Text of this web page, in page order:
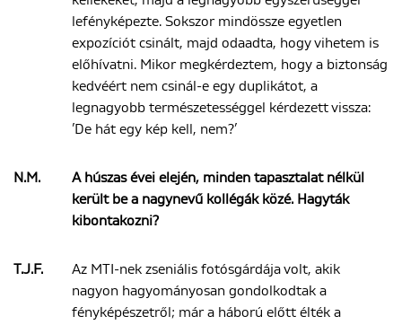
lefényképezte. Sokszor mindössze egyetlen
expozíciót csinált, majd odaadta, hogy vihetem is
előhívatni. Mikor megkérdeztem, hogy a biztonság
kedvéért nem csinál-e egy duplikátot, a
legnagyobb természetességgel kérdezett vissza:
’De hát egy kép kell, nem?’
N.M.
A húszas évei elején, minden tapasztalat nélkül
került be a nagynevű kollégák közé. Hagyták
kibontakozni?
T.J.F.
Az MTI-nek zseniális fotósgárdája volt, akik
nagyon hagyományosan gondolkodtak a
fényképészetről; már a háború előtt élték a